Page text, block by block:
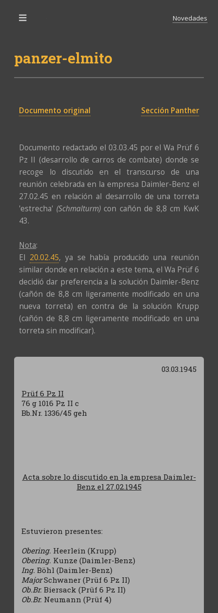
panzer-elmito
Novedades
Documento original Sección Panther
Documento redactado el 03.03.45 por el Wa Prüf 6
Pz II (desarrollo de carros de combate) donde se
recoge lo discutido en el transcurso de una
reunión celebrada en la empresa Daimler-Benz el
27.02.45 en relación al desarrollo de una torreta
'estrecha' (Schmalturm)con cañón de 8,8 cm KwK
43.
Nota:
El 20.02.45, ya se había producido una reunión
similar donde en relación a este tema, el Wa Prüf 6
decidió dar preferencia a la solución Daimler-Benz
(cañón de 8,8 cm ligeramente modificado en una
nueva torreta) en contra de la solución Krupp
(cañón de 8,8 cm ligeramente modificado en una
torreta sin modificar).
03.03.1945
Prüf 6 Pz II
76 g 1016 Pz II c
Bb.Nr. 1336/45 geh
Acta sobre lo discutido en la empresa Daimler-
Benz el 27.02.1945
Estuvieron presentes:
Obering. Heerlein (Krupp)
Obering. Kunze (Daimler-Benz)
Ing. Böhl (Daimler-Benz)
MajorSchwaner (Prüf 6 Pz II)
Ob.Br. Biersack (Prüf 6 Pz II)
Ob.Br. Neumann (Prüf 4)